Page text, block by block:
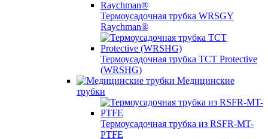
Термоусадочная трубка WRSGY
Raychman®
Термоусадочная трубка TCT Protective
(WRSHG)
Медицинские
трубки
Термоусадочная трубка из RSFR-MT-
PTFE